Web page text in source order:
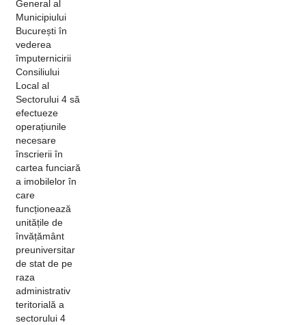
General al
Municipiului
București în
vederea
împuternicirii
Consiliului
Local al
Sectorului 4 să
efectueze
operațiunile
necesare
înscrierii în
cartea funciară
a imobilelor în
care
funcționează
unitățile de
învățământ
preuniversitar
de stat de pe
raza
administrativ
teritorială a
sectorului 4